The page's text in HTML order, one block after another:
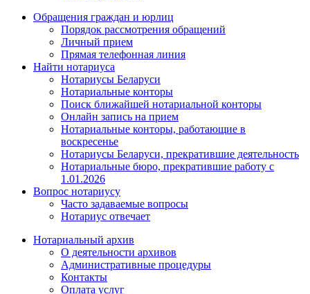
Обращения граждан и юрлиц
Порядок рассмотрения обращений
Личный прием
Прямая телефонная линия
Найти нотариуса
Нотариусы Беларуси
Нотариальные конторы
Поиск ближайшей нотариальной конторы
Онлайн запись на прием
Нотариальные конторы, работающие в
воскресенье
Нотариусы Беларуси, прекратившие деятельность
Нотариальные бюро, прекратившие работу с
1.01.2026
Вопрос нотариусу
Часто задаваемые вопросы
Нотариус отвечает
Нотариальный архив
О деятельности архивов
Административные процедуры
Контакты
Оплата услуг